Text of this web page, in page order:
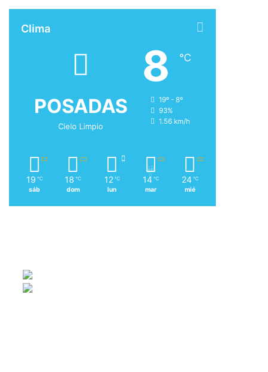
Clima
POSADAS
Cielo Limpio
8 ℃
19º - 8º
93%
1.56 km/h
19 ℃
sáb
18 ℃
dom
12 ℃
lun
14 ℃
mar
24 ℃
mié